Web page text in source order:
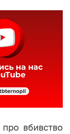
вбивство